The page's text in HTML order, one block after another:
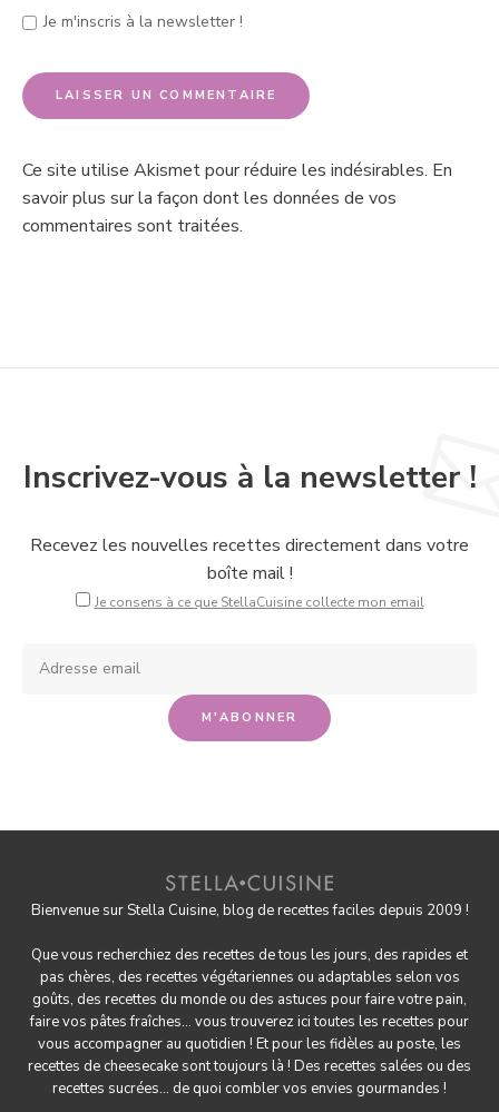
Je m'inscris à la newsletter !
Ce site utilise Akismet pour réduire les indésirables. En
savoir plus sur la façon dont les données de vos
commentaires sont traitées.
Inscrivez-vous à la newsletter !
Recevez les nouvelles recettes directement dans votre
boîte mail !
Je consens à ce que StellaCuisine collecte mon email
Bienvenue sur Stella Cuisine, blog de recettes faciles depuis 2009 !
Que vous recherchiez des recettes de tous les jours, des rapides et
pas chères, des recettes végétariennes ou adaptables selon vos
goûts, des recettes du monde ou des astuces pourfaire votre pain,
fairevos pâtes fraîches... vous trouverez ici toutes les recettes pour
vous accompagner au quotidien ! Et pour les fidèles au poste, les
recettes de cheesecake sont toujours là ! Des recettes salées ou des
recettes sucrées... de quoi combler vos envies gourmandes !